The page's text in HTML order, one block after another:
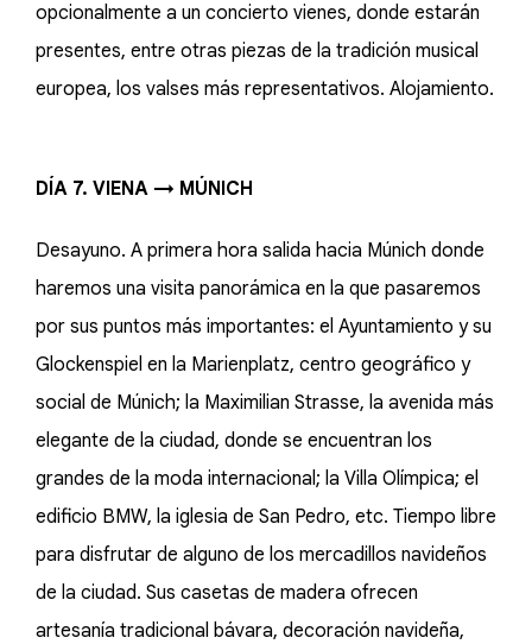
opcionalmente a un concierto vienes, donde estarán
presentes, entre otras piezas de la tradición musical
europea, los valses más representativos. Alojamiento.
DÍA 7. VIENA → MÚNICH
Desayuno. A primera hora salida hacia Múnich donde
haremos una visita panorámica en la que pasaremos
por sus puntos más importantes: el Ayuntamiento y su
Glockenspiel en la Marienplatz, centro geográfico y
social de Múnich; la Maximilian Strasse, la avenida más
elegante de la ciudad, donde se encuentran los
grandes de la moda internacional; la Villa Olímpica; el
edificio BMW, la iglesia de San Pedro, etc. Tiempo libre
para disfrutar de alguno de los mercadillos navideños
de la ciudad. Sus casetas de madera ofrecen
artesanía tradicional bávara, decoración navideña,